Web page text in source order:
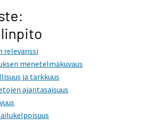
relevanssi
menetelmäkuvaus
ja tarkkuus
ajantasaisuus